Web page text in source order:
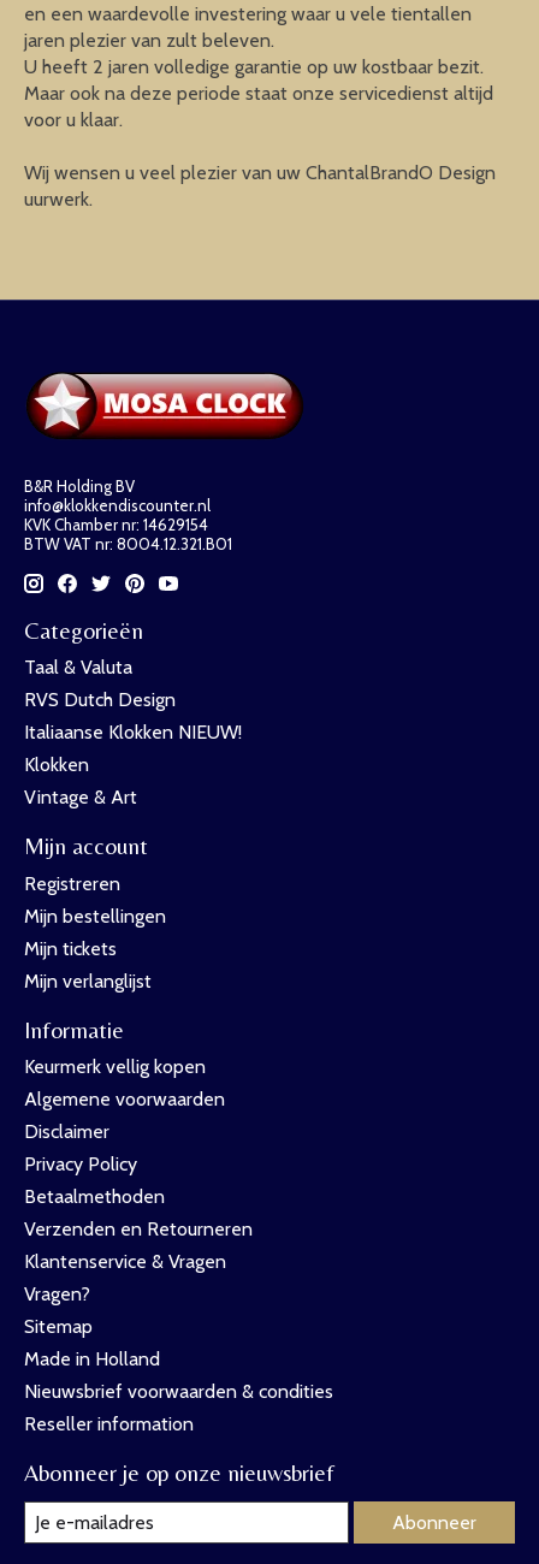
en een waardevolle investering waar u vele tientallen
jaren plezier van zult beleven.
U heeft 2 jaren volledige garantie op uw kostbaar bezit.
Maar ook na deze periode staat onze servicedienst altijd
voor u klaar.
Wij wensen u veel plezier van uw ChantalBrandO Design
uurwerk.
B&R Holding BV
info@klokkendiscounter.nl
KVK Chamber nr: 14629154
BTW VAT nr: 8004.12.321.B01
Categorieën
Taal & Valuta
RVS Dutch Design
Italiaanse Klokken NIEUW!
Klokken
Vintage & Art
Mijn account
Registreren
Mijn bestellingen
Mijn tickets
Mijn verlanglijst
Informatie
Keurmerk vellig kopen
Algemene voorwaarden
Disclaimer
Privacy Policy
Betaalmethoden
Verzenden en Retourneren
Klantenservice & Vragen
Vragen?
Sitemap
Made in Holland
Nieuwsbrief voorwaarden & condities
Reseller information
Abonneer je op onze nieuwsbrief
Abonneer